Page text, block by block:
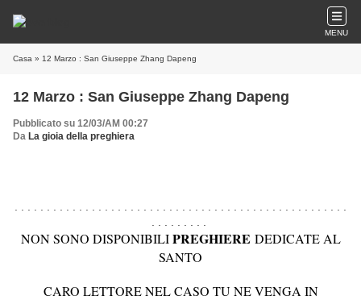
MENU
Casa » 12 Marzo : San Giuseppe Zhang Dapeng
12 Marzo : San Giuseppe Zhang Dapeng
Pubblicato su 12/03/AM 00:27
Da La gioia della preghiera
NON SONO DISPONIBILIPREGHIERE DEDICATE AL
SANTO
CARO LETTORE NEL CASO TU NE VENGA IN